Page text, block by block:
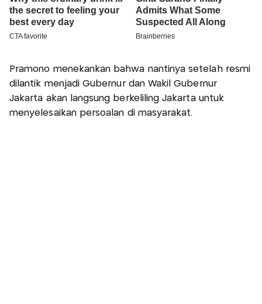
Pramono menekankan bahwa nantinya setelah resmi
dilantik menjadi Gubernur dan Wakil Gubernur
Jakarta akan langsung berkeliling Jakarta untuk
menyelesaikan persoalan di masyarakat.